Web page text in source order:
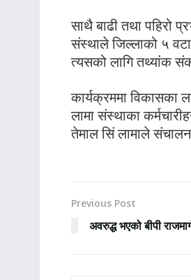
साथै बाढी तथा पहिरो
संस्थाले जिल्लाको ५
त्यसको लागि तथ्यांक
कार्यक्रममा विकासका
लामा संस्थाका
तेमाल सिं लामाले
Previous Post
अवरुद्ध भएको बीपी